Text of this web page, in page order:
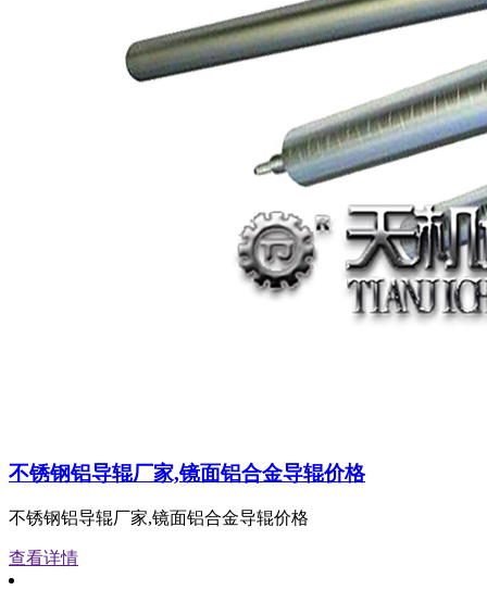
不锈钢铝导辊厂家,镜面铝合金导辊价格
不锈钢铝导辊厂家,镜面铝合金导辊价格
查看详情